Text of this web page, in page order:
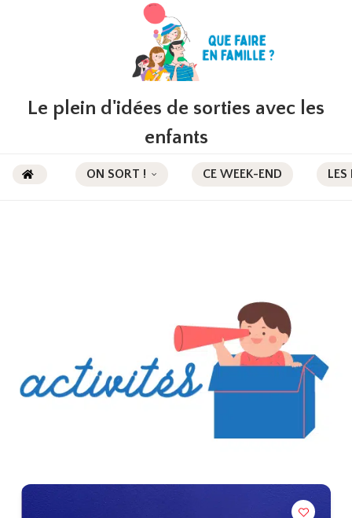
Le plein d'idées de sorties avec les
enfants
ON SORT ! CE WEEK-END LES